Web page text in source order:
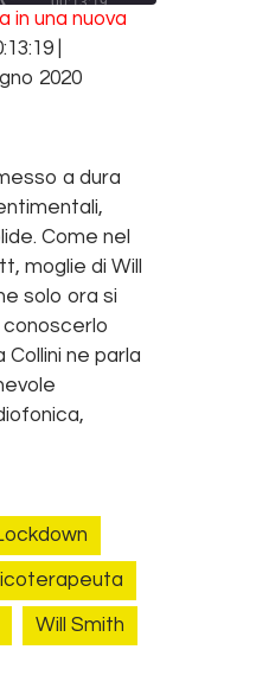
10 SECONDS
FAST FORWARD 30 SECONDS
SHARE
in una nuova
2020
a dura
Come nel
moglie di Will
solo ora si
ne parla
Will Smith